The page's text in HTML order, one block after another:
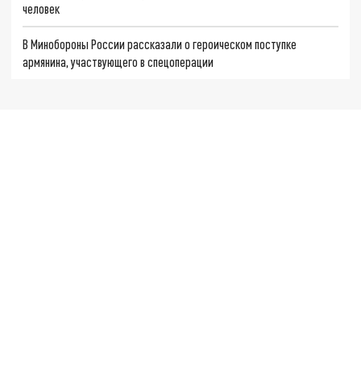
человек
В Минобороны России рассказали о героическом поступке
армянина, участвующего в спецоперации